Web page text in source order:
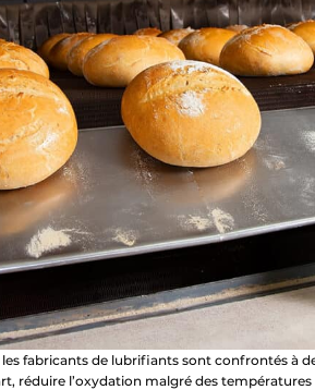
fabricants de lubrifiants sont confrontés à
réduire l’oxydation malgré des températures